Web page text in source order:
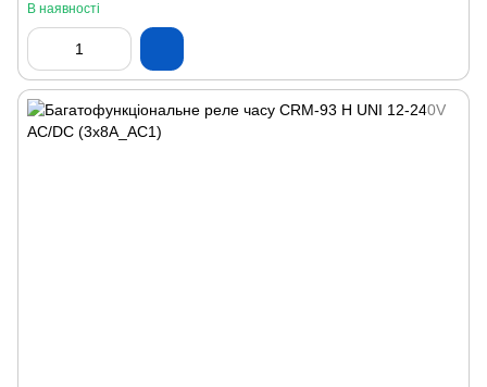
В наявності